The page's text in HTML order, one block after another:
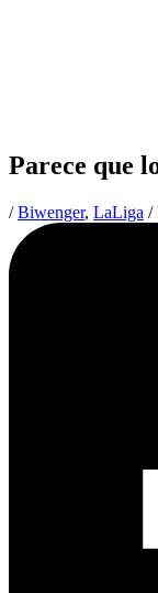
Parece que
/Biwenger, LaLiga /